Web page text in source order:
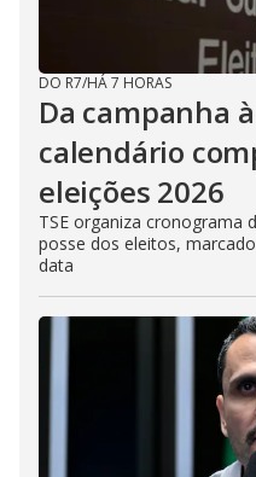
DO R7/HÁ 7 HORAS
Da campanha
calendário
eleições 2026
TSE organiza cronograma
posse dos eleitos,
data